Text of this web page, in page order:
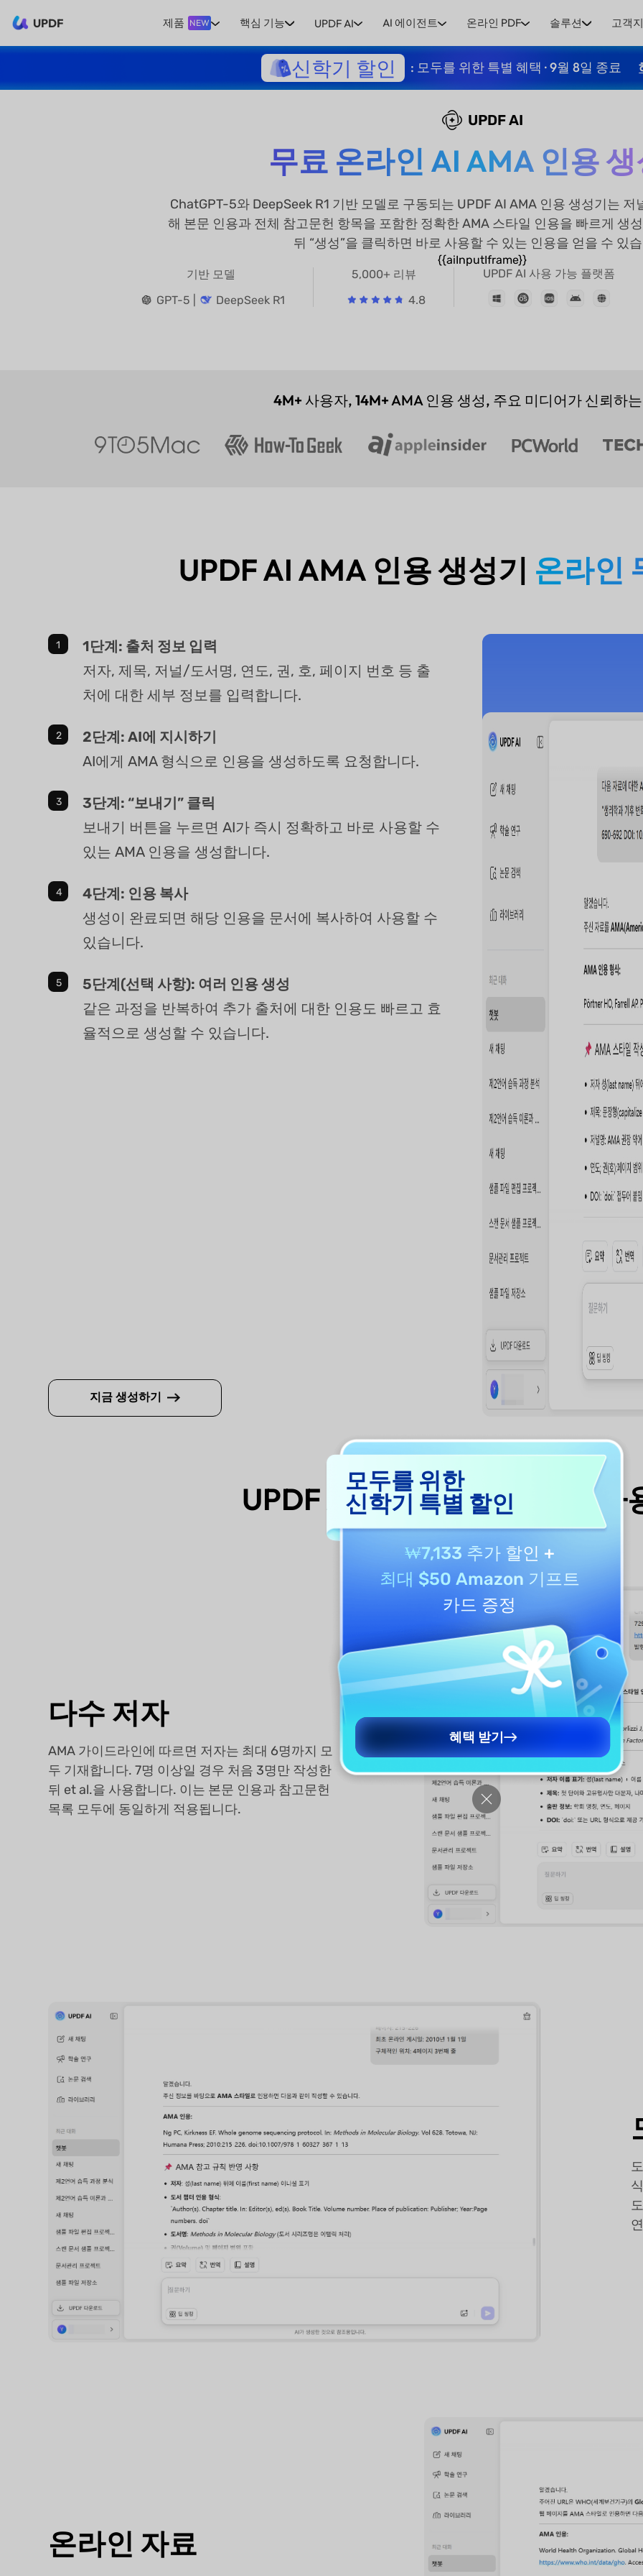
UPDF 제품 NEW 핵심 기능 UPDF AI AI 에이전트 온라인 PDF 솔루션 고객
신학기 할인 : 모두를 위한 특별 혜택 · 9월 8일 종료
UPDF AI
무료 온라인 AI AMA 인용
ChatGPT-5와 DeepSeek R1 기반 모델로 구동되는 UPDF AI AMA 인용 생성기는 저
해 본문 인용과 전체 참고문헌 항목을 포함한 정확한 AMA 스타일 인용을 빠르게 생
뒤 “생성”을 클릭하면 바로 사용할 수 있는 인용을 얻을 수 있
{{aiInputIframe}}
기반 모델
GPT-5 |
DeepSeek R1
5,000+ 리뷰
4.8
UPDF AI 사용 가능 플랫폼
4M+ 사용자, 14M+AMA 인용 생성, 주요 미디어가 신뢰하
UPDF AI AMA 인용 생성기 온라인
1단계: 출처 정보 입력
저자, 제목, 저널/도서명, 연도, 권, 호, 페이지 번호 등 출
처에 대한 세부 정보를 입력합니다.
2단계: AI에 지시하기
AI에게 AMA 형식으로 인용을 생성하도록 요청합니다.
3단계: “보내기” 클릭
보내기 버튼을 누르면 AI가 즉시 정확하고 바로 사용할 수
있는 AMA 인용을 생성합니다.
4단계: 인용 복사
생성이 완료되면 해당 인용을 문서에 복사하여 사용할 수
있습니다.
5단계(선택 사항): 여러 인용 생성
같은 과정을 반복하여 추가 출처에 대한 인용도 빠르고 효
율적으로 생성할 수 있습니다.
지금 생성하기
UPDF AI AMA 인용 생성기 사
다수 저자
AMA 가이드라인에 따르면 저자는 최대 6명까지 모
두 기재합니다. 7명 이상일 경우 처음 3명만 작성한
뒤 et al.을 사용합니다. 이는 본문 인용과 참고문헌
목록 모두에 동일하게 적용됩니다.
온라인 자료
모두를 위한
신학기 특별 할인
₩7,133 추가 할인 +
최대 $50 Amazon 기프트
카드 증정
혜택 받기